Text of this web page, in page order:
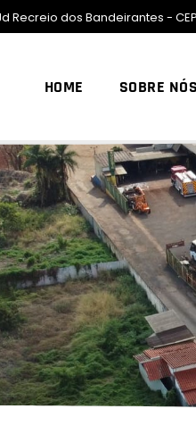
Recreio dos Bandeirantes -
HOME SOBRE NÓS